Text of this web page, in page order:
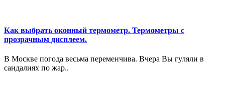
Как выбрать оконный термометр. Термометры с
прозрачным дисплеем.
В Москве погода весьма переменчива. Вчера Вы гуляли в
сандалиях по жар..